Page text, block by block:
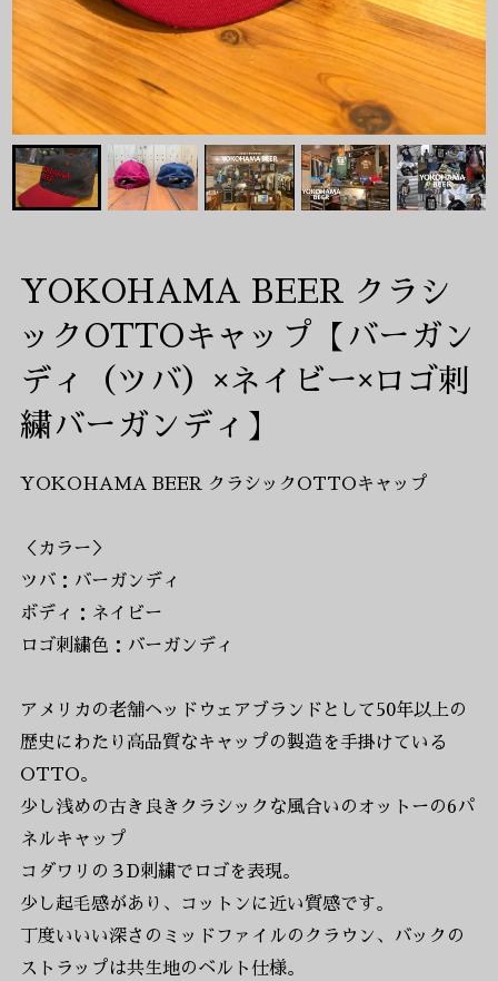
YOKOHAMA BEER クラシ
ックOTTOキャップ【バーガン
ディ（ツバ）×ネイビー×ロゴ刺
繍バーガンディ】
YOKOHAMA BEER クラシックOTTOキャップ
＜カラー＞
ツバ：バーガンディ
ボディ：ネイビー
ロゴ刺繍色：バーガンディ
アメリカの老舗ヘッドウェアブランドとして50年以上の
歴史にわたり高品質なキャップの製造を手掛けている
OTTO。
少し浅めの古き良きクラシックな風合いのオットーの6パ
ネルキャップ
コダワリの３D刺繍でロゴを表現。
少し起毛感があり、コットンに近い質感です。
丁度いいい深さのミッドファイルのクラウン、バックの
ストラップは共生地のベルト仕様。